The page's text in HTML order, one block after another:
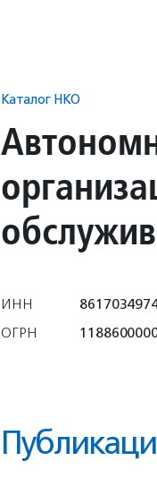
Каталог НКО
ИНН
ОГРН